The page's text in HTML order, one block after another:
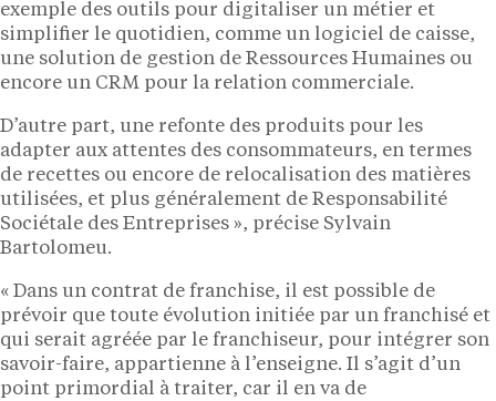
exemple des outils pour digitaliser un métier et
simplifier le quotidien, comme un logiciel de caisse,
une solution de gestion de Ressources Humaines ou
encore un CRM pour la relation commerciale.
D’autre part, une refonte des produits pour les
adapter aux attentes des consommateurs, en termes
de recettes ou encore de relocalisation des matières
utilisées, et plus généralement de Responsabilité
Sociétale des Entreprises », précise Sylvain
Bartolomeu.
« Dans un contrat de franchise, il est possible de
prévoir que toute évolution initiée par un franchisé et
qui serait agréée par le franchiseur, pour intégrer son
savoir-faire, appartienne à l’enseigne. Il s’agit d’un
point primordial à traiter, car il en va de